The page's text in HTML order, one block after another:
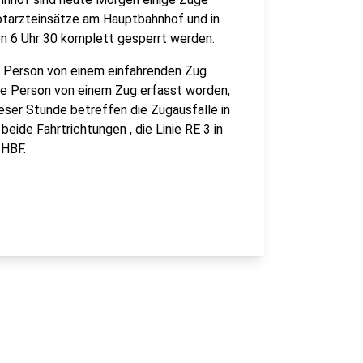
am Hauptbahnhof und in
6 Uhr 30 komplett gesperrt werden.
von einem einfahrenden Zug
Person von einem Zug erfasst worden,
Stunde betreffen die Zugausfälle in
Fahrtrichtungen , die Linie RE 3 in